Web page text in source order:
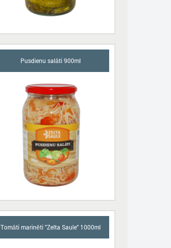
Pusdienu salāti 900ml
Tomāti marinēti "Zelta Saule" 1000ml